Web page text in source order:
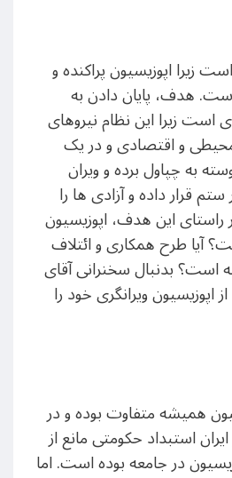
زیرا اپوزیسیون پراکنده و
هدف، پایان دادن به
زیرا این نظام نیروهای
و اقتصادی و در یک
به چپاول برده و ویران
قرار داده و آزادی ها را
این هدف، اپوزیسیون
آیا طرح همکاری و ائتلاف
بدنبال سخنرانی آقای
ویرانگری خود را
همیشه متفاوت بوده و در
استبداد حکومتی مانع از
در جامعه بوده است. اما